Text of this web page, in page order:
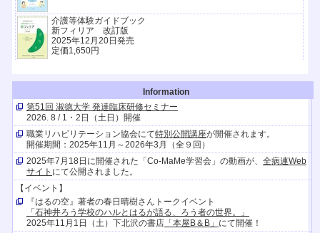
介護等体験ガイドブック
新フィリア 改訂版
2025年12月20日発売
定価1,650円
Information
第51回 淑徳大学 発達臨床研修セミナー
2026. 8 / 1・2日（土日）開催
職業リハビリテーション協会にて特別公開講座が開催されます。
開催期間：2025年11月～2026年3月（全９回）
2025年7月18日に開催された「Co-MaMe学習会」の動画が、 全病連Web
サイト にて公開されました。
【イベント】
『はるの空』著者の春日晴樹さんトークイベント
「石神井ろう学校のハルとはるが語る、ろう者の世界。」
2025年11月1日（土）下北沢の書店 「本屋B＆B」 にて開催！